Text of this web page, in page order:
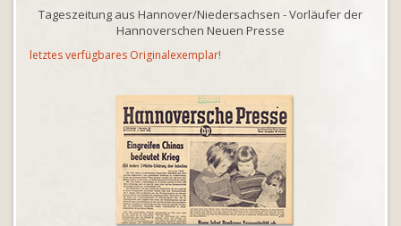
Tageszeitung aus Hannover/Niedersachsen - Vorläufer der
Hannoverschen Neuen Presse
letztes verfügbares Originalexemplar!